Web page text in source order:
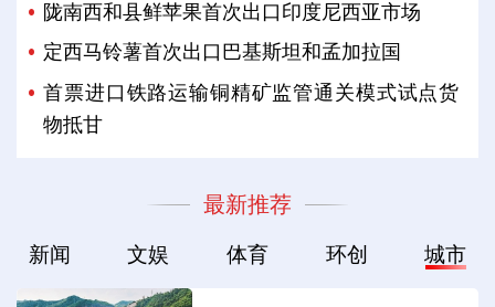
陇南西和县鲜苹果首次出口印度尼西亚市场
定西马铃薯首次出口巴基斯坦和孟加拉国
首票进口铁路运输铜精矿监管通关模式试点货
物抵甘
最新推荐
新闻 文娱 体育 环创 城市